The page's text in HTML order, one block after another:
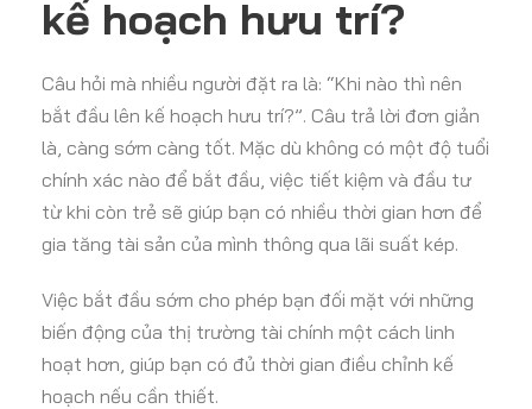
kế hoạch hưu trí?
Câu hỏi mà nhiều người đặt ra là: “Khi nào thì nên
bắt đầu lên kế hoạch hưu trí?”. Câu trả lời đơn giản
là, càng sớm càng tốt. Mặc dù không có một độ tuổi
chính xác nào để bắt đầu, việc tiết kiệm và đầu tư
từ khi còn trẻ sẽ giúp bạn có nhiều thời gian hơn để
gia tăng tài sản của mình thông qua lãi suất kép.
Việc bắt đầu sớm cho phép bạn đối mặt với những
biến động của thị trường tài chính một cách linh
hoạt hơn, giúp bạn có đủ thời gian điều chỉnh kế
hoạch nếu cần thiết.